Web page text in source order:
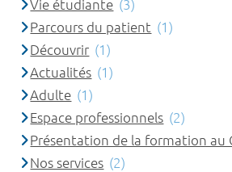
Vie étudiante (3)
Parcours du patient (1)
Découvrir (1)
Actualités (1)
Adulte (1)
Espace professionnels (2)
Présentation de la formation au
Nos services (2)